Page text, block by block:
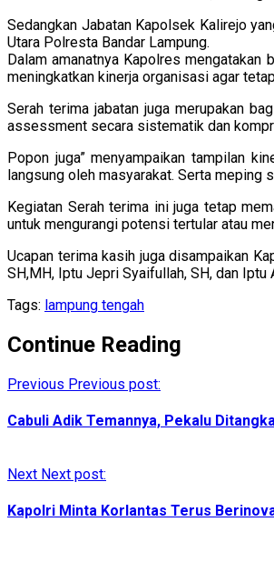
Sedangkan Jabatan Kapolsek Kalirejo
Utara Polresta Bandar Lampung.
Dalam amanatnya Kapolres
meningkatkan kinerja organisasi agar
Serah terima jabatan juga merupakan
assessment secara sistematik dan
Popon juga” menyampaikan tampilan
langsung oleh masyarakat. Serta meping
Kegiatan Serah terima ini juga tetap
untuk mengurangi potensi tertular atau
Ucapan terima kasih juga disampaikan
SH,MH, Iptu Jepri Syaifullah, SH, dan
Tags: lampung tengah
Continue Reading
Previous Previous post:
Cabuli Adik Temannya, Pekalu
Next Next post:
Kapolri Minta Korlantas Terus